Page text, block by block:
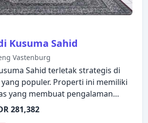
Kusuma Sahid
Vastenburg
Sahid terletak strategis di
populer. Properti ini memiliki
yang membuat pengalaman
Layanan kamar 24
barang, tempat parkir mobil,
281,382